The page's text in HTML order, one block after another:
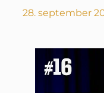
28. september